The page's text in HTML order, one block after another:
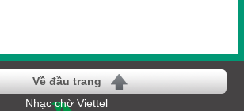
Về đầu trang
Nhạc chờ Viettel